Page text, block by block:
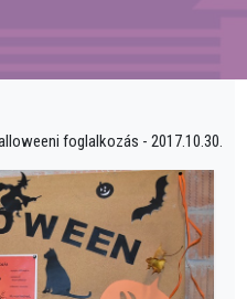
foglalkozás - 2017.10.30.